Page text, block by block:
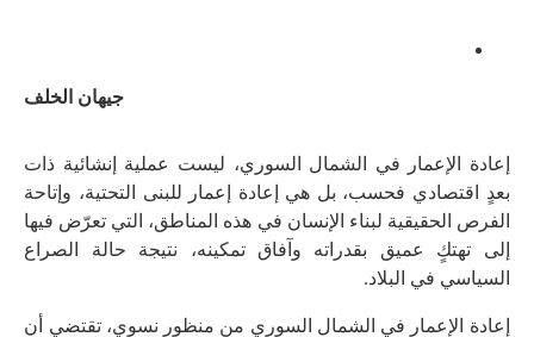
جيهان الخلف
إعادة الإعمار في الشمال السوري، ليست عملية إنشائية ذات
بعدٍ اقتصادي فحسب، بل هي إعادة إعمار للبنى التحتية، وإتاحة
الفرص الحقيقية لبناء الإنسان في هذه المناطق، التي تعرّض فيها
إلى تهتكٍ عميق بقدراته وآفاق تمكينه، نتيجة حالة الصراع
السياسي في البلاد.
إعادة الإعمار في الشمال السوري من منظور نسوي، تقتضي أن